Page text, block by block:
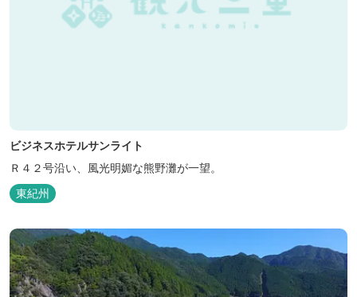
ビジネスホテルサンライト
Ｒ４２号沿い、風光明媚な熊野灘が一望。
東紀州